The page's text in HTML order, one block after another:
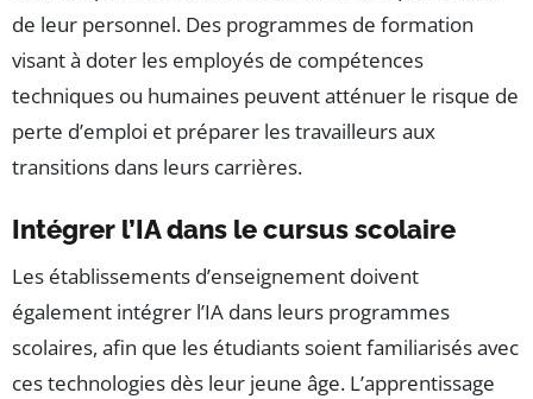
de leur personnel. Des programmes de formation
visant à doter les employés de compétences
techniques ou humaines peuvent atténuer le risque de
perte d’emploi et préparer les travailleurs aux
transitions dans leurs carrières.
Intégrer l’IA dans le cursus scolaire
Les établissements d’enseignement doivent
également intégrer l’IA dans leurs programmes
scolaires, afin que les étudiants soient familiarisés avec
ces technologies dès leur jeune âge. L’apprentissage